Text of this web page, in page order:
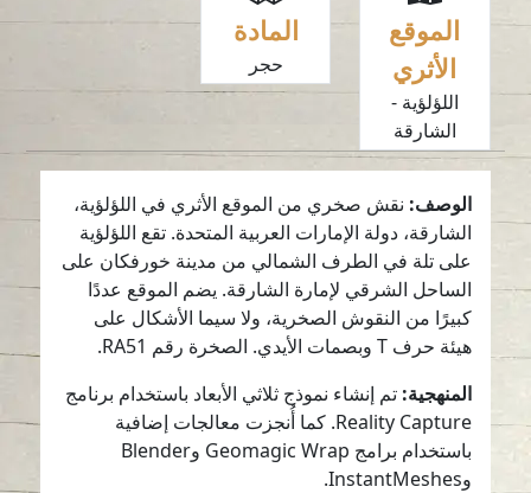
الموقع
الأثري
اللؤلؤية -
الشارقة
المادة
حجر
الوصف:نقش صخري من الموقع الأثري في اللؤلؤية،
الشارقة، دولة الإمارات العربية المتحدة. تقع اللؤلؤية
على تلة في الطرف الشمالي من مدينة خورفكان على
الساحل الشرقي لإمارة الشارقة. يضم الموقع عددًا
كبيرًا من النقوش الصخرية، ولا سيما الأشكال على
هيئة حرف T وبصمات الأيدي. الصخرة رقم RA51.
المنهجية:تم إنشاء نموذج ثلاثي الأبعاد باستخدام برنامج
Reality Capture. كما أُنجزت معالجات إضافية
باستخدام برامج Geomagic Wrap وBlender